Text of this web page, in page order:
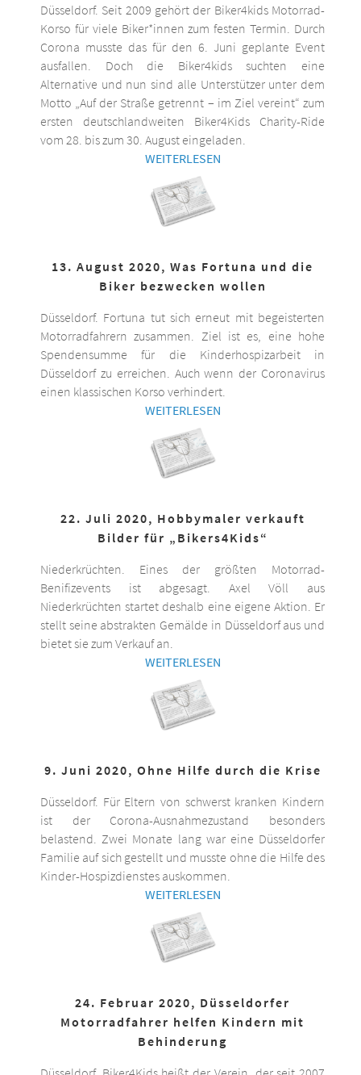
Düsseldorf. Seit 2009 gehört der Biker4kids Motorrad-
Korso für viele Biker*innen zum festen Termin. Durch
Corona musste das für den 6. Juni geplante Event
ausfallen. Doch die Biker4kids suchten eine
Alternative und nun sind alle Unterstützer unter dem
Motto „Auf der Straße getrennt – im Ziel vereint“ zum
ersten deutschlandweiten Biker4Kids Charity-Ride
vom 28. bis zum 30. August eingeladen.
WEITERLESEN
13. August 2020, Was Fortuna und die
Biker bezwecken wollen
Düsseldorf. Fortuna tut sich erneut mit begeisterten
Motorradfahrern zusammen. Ziel ist es, eine hohe
Spendensumme für die Kinderhospizarbeit in
Düsseldorf zu erreichen. Auch wenn der Coronavirus
einen klassischen Korso verhindert.
WEITERLESEN
22. Juli 2020, Hobbymaler verkauft
Bilder für „Bikers4Kids“
Niederkrüchten. Eines der größten Motorrad-
Benifizevents ist abgesagt. Axel Völl aus
Niederkrüchten startet deshalb eine eigene Aktion. Er
stellt seine abstrakten Gemälde in Düsseldorf aus und
bietet sie zum Verkauf an.
WEITERLESEN
9. Juni 2020, Ohne Hilfe durch die Krise
Düsseldorf. Für Eltern von schwerst kranken Kindern
ist der Corona-Ausnahmezustand besonders
belastend. Zwei Monate lang war eine Düsseldorfer
Familie auf sich gestellt und musste ohne die Hilfe des
Kinder-Hospizdienstes auskommen.
WEITERLESEN
24. Februar 2020, Düsseldorfer
Motorradfahrer helfen Kindern mit
Behinderung